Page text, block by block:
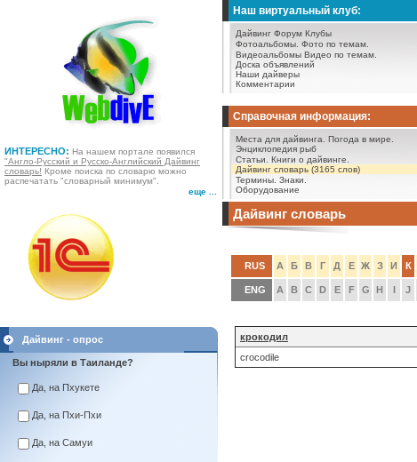
ИНТЕРЕСНО: На нашем портале появился
"Англо-Русский и Русско-Английский Дайвинг
словарь! Кроме поиска по словарю можно
распечатать "словарный минимум".
еще ...
Наш виртуальный клуб:
Дайвинг Форум Клубы
Фотоальбомы. Фото по темам.
Видеоальбомы Видео по темам.
Доска объявлений
Наши дайверы
Комментарии
Справочная информация:
Места для дайвинга.
Погода в мире.
Энциклопедия рыб
Статьи.
Книги о дайвинге.
Дайвинг словарь (3165 слов)
Термины. Знаки.
Оборудование
Дайвинг - опрос
Вы ныряли в Таиланде?
Да, на Пхукете
Да, на Пхи-Пхи
Да, на Самуи
Дайвинг словарь
RUS А Б В Г Д Е Ж З И К
ENG A B C D E F G H I J
крокодил
crocodile